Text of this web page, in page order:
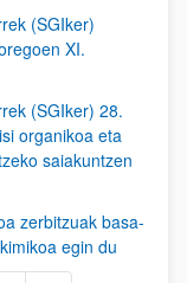
(SGIker)
XI.
(SGIker) 28.
organikoa eta
saiakuntzen
zerbitzuak basa-
egin du